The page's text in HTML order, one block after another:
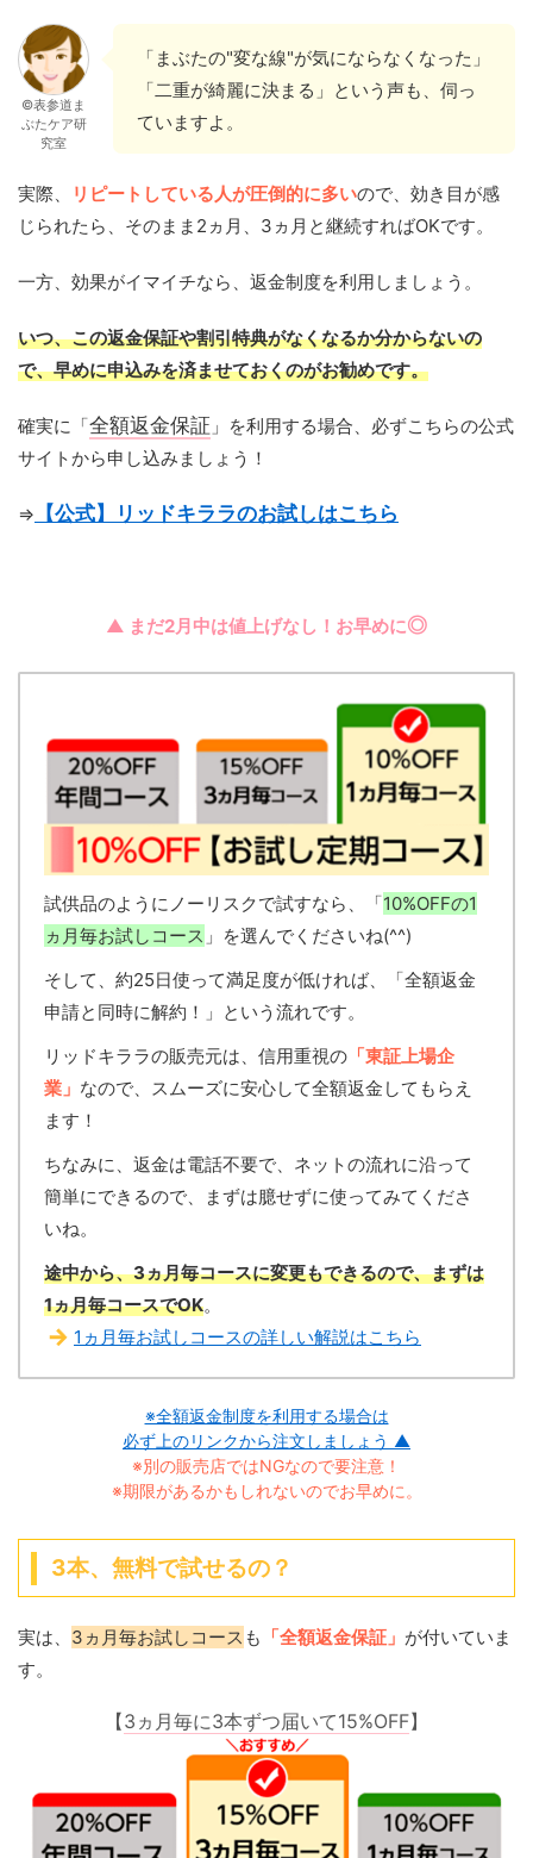
©表参道ま
ぶたケア研
究室
「まぶたの"変な線"が気にならなくなった」
「二重が綺麗に決まる」という声も、伺っ
ていますよ。
実際、 リピートしている人が圧倒的に多いので、効き目が感
じられたら、そのまま2ヵ月、3ヵ月と継続すればOKです。
一方、効果がイマイチなら、返金制度を利用しましょう。
いつ、この返金保証や割引特典がなくなるか分からないの
で、早めに申込みを済ませておくのがお勧めです。
確実に「全額返金保証 」を利用する場合、必ずこちらの公式
サイトから申し込みましょう！
⇒ 【公式】リッドキララのお試しはこちら
▲ まだ2月中は値上げなし！お早めに◎
試供品のようにノーリスクで試すなら、「10%OFFの1
ヵ月毎お試しコース 」を選んでくださいね(^^)
そして、約25日使って満足度が低ければ、「全額返金
申請と同時に解約！」という流れです。
リッドキララの販売元は、信用重視の 「東証上場企
業」 なので、スムーズに安心して全額返金してもらえ
ます！
ちなみに、返金は電話不要で、ネットの流れに沿って
簡単にできるので、まずは臆せずに使ってみてくださ
いね。
途中から、3ヵ月毎コースに変更もできるので、まずは
1ヵ月毎コースでOK。
1ヵ月毎お試しコースの詳しい解説はこちら
※全額返金制度を利用する場合は
必ず上のリンクから注文しましょう ▲
※別の販売店ではNGなので要注意！
※期限があるかもしれないのでお早めに。
3本、無料で試せるの？
実は、 3ヵ月毎お試しコース も 「全額返金保証」 が付いていま
す。
【3ヵ月毎に3本ずつ届いて15%OFF】